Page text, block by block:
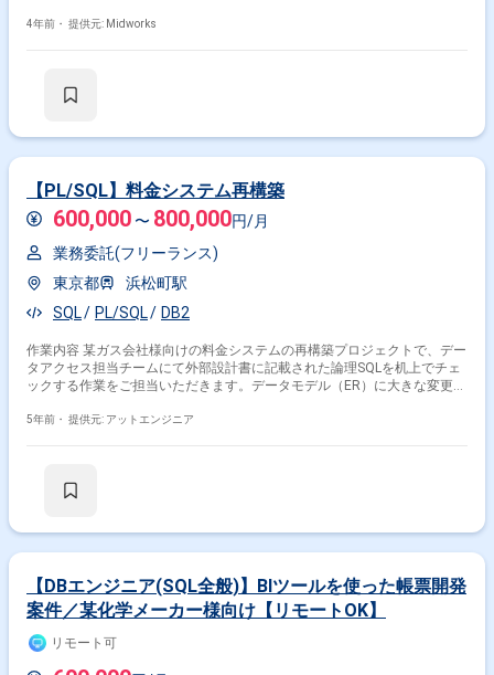
4年前・ 提供元: Midworks
【PL/SQL】料金システム再構築
600,000 〜 800,000円/月
業務委託(フリーランス)
東京都
浜松町駅
SQL
PL/SQL DB2
作業内容 某ガス会社様向けの料金システムの再構築プロジェクトで、デー
タアクセス担当チームにて外部設計書に記載された論理SQLを机上でチェ
ックする作業をご担当いただきます。データモデル（ER）に大きな変更が
あります。
5年前・ 提供元: アットエンジニア
【DBエンジニア(SQL全般)】BIツールを使った帳票開発
案件／某化学メーカー様向け【リモートOK】
リモート可